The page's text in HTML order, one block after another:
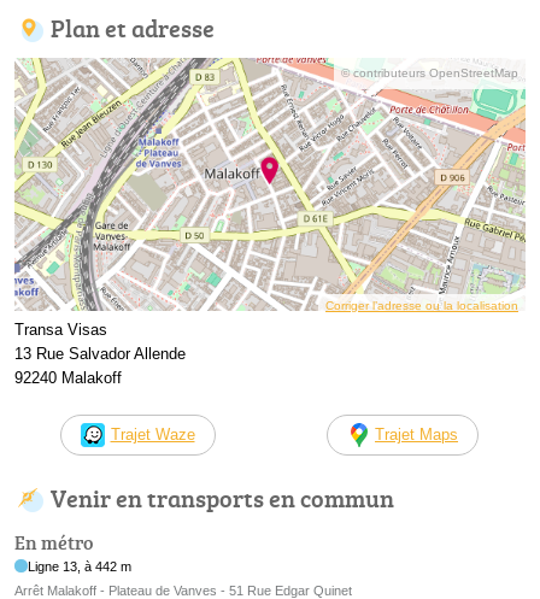
Plan et adresse
© contributeurs OpenStreetMap
Corriger l’adresse ou la localisation
Transa Visas
13 Rue Salvador Allende
92240 Malakoff
Trajet Waze Trajet Maps
Venir en transports en commun
En métro
Ligne 13, à 442 m
Arrêt Malakoff - Plateau de Vanves - 51 Rue Edgar Quinet